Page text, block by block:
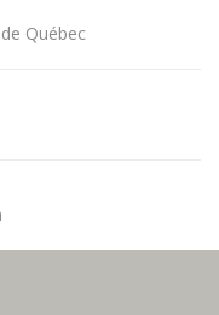
Québec